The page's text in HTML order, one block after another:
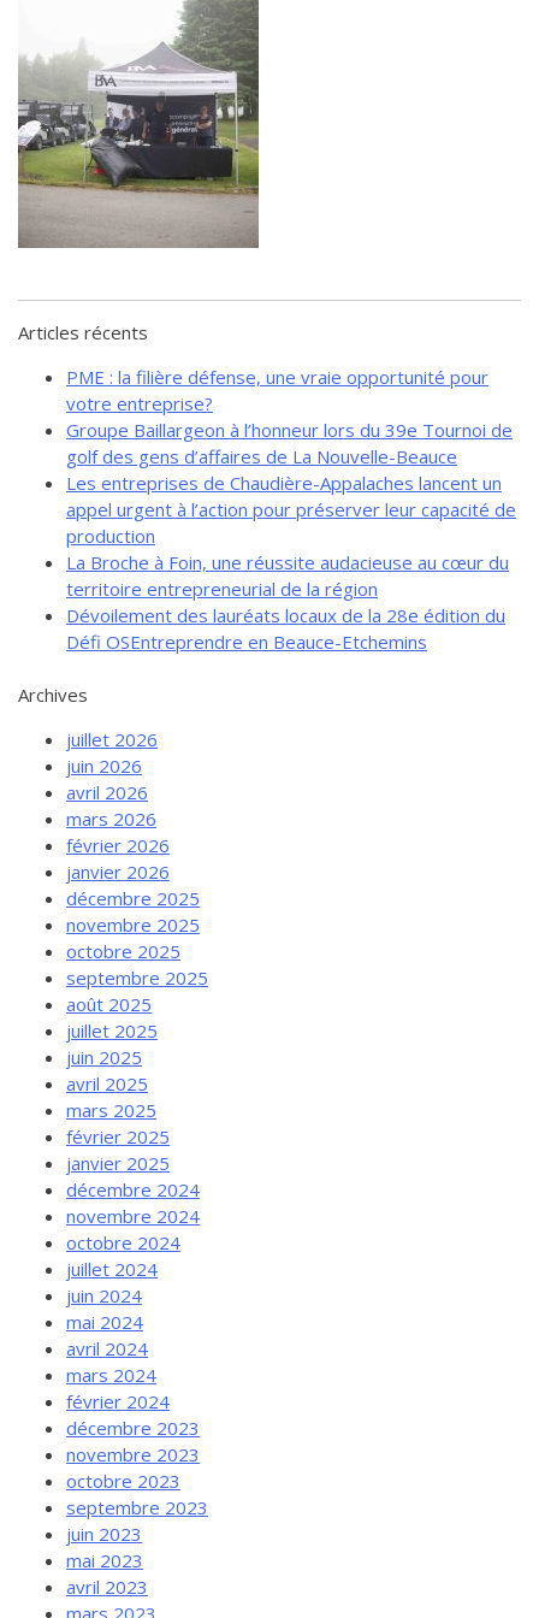
de solidarité
Futurpreneur
Toile entrepreneuriale Nouvelle-
Beauce
Événements et formations
Documentation
Articles récents
PME : la filière défense, une vraie opportunité pour
votre entreprise?
Groupe Baillargeon à l’honneur lors du 39e Tournoi de
golf des gens d’affaires de La Nouvelle-Beauce
Les entreprises de Chaudière-Appalaches lancent un
appel urgent à l’action pour préserver leur capacité de
production
La Broche à Foin, une réussite audacieuse au cœur du
territoire entrepreneurial de la région
Dévoilement des lauréats locaux de la 28e édition du
Défi OSEntreprendre en Beauce-Etchemins
Archives
juillet 2026
juin 2026
avril 2026
mars 2026
février 2026
janvier 2026
décembre 2025
novembre 2025
octobre 2025
septembre 2025
août 2025
juillet 2025
juin 2025
avril 2025
mars 2025
février 2025
janvier 2025
décembre 2024
novembre 2024
octobre 2024
juillet 2024
juin 2024
mai 2024
avril 2024
mars 2024
février 2024
décembre 2023
novembre 2023
octobre 2023
septembre 2023
juin 2023
mai 2023
avril 2023